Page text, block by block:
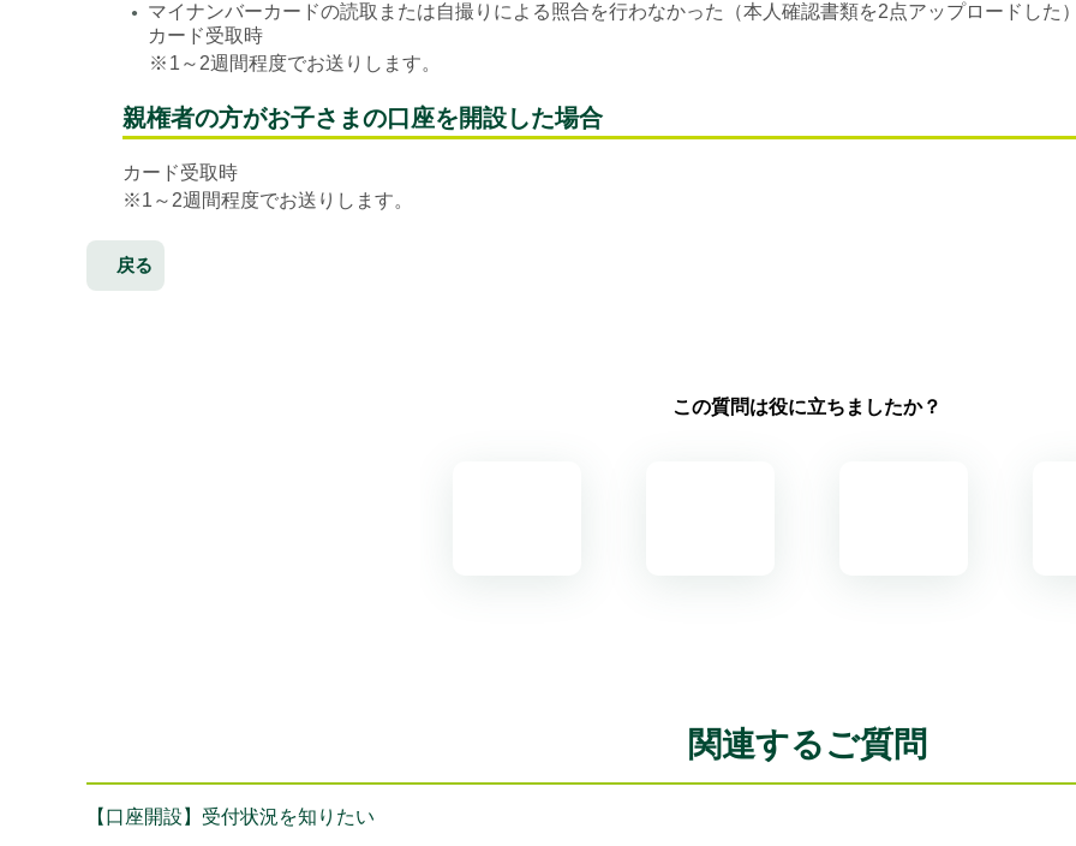
●
マイナンバーカードの読取または自撮りによる照合を行わなかった（本人確認書類を2点アップロードした
カード受取時
※ 1～2週間程度でお送りします。
親権者の方がお子さまの口座を開設した場合
カード受取時
※1～2週間程度でお送りします。
戻る
この質問は役に立ちましたか？
関連するご質問
【口座開設】受付状況を知りたい